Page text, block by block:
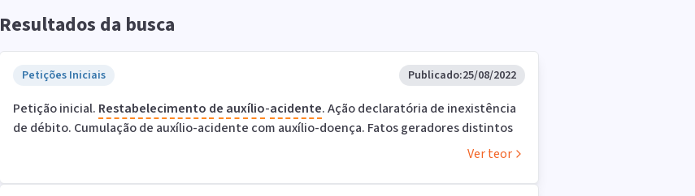
Resultados da busca
Petições Iniciais Publicado:25/08/2022
Petição inicial. Restabelecimento de auxílio-acidente. Ação declaratória de inexistência
de débito. Cumulação de auxílio-acidente com auxílio-doença. Fatos geradores distintos
Ver teor